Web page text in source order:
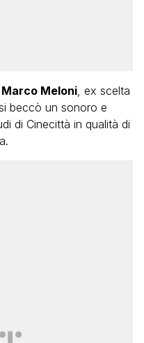
Marco Meloni, ex scelta
beccò un sonoro e
di Cinecittà in qualità di